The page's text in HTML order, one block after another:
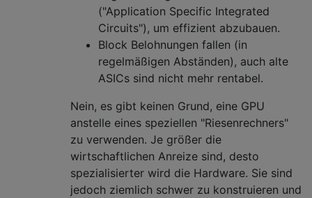
("Application Specific Integrated
Circuits"), um effizient abzubauen.
Block Belohnungen fallen (in
regelmäßigen Abständen), auch alte
ASICs sind nicht mehr rentabel.
Nein, es gibt keinen Grund, eine GPU
anstelle eines speziellen "Riesenrechners"
zu verwenden. Je größer die
wirtschaftlichen Anreize sind, desto
spezialisierter wird die Hardware. Sie sind
jedoch ziemlich schwer zu konstruieren und